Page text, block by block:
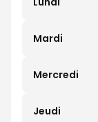
Mardi
Mercredi
Jeudi